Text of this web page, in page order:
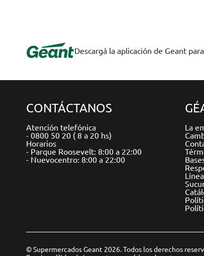
Descargá la aplicación de Geant
CONTÁCTANOS
Atención telefónica
- 0800 50 20 ( 8 a 20 hs)
Horarios
- Parque Roosevelt: 8:00 a 22:00
- Nuevocentro: 8:00 a 22:00
La
© Supermercados Geant 2026. Todos los derechos